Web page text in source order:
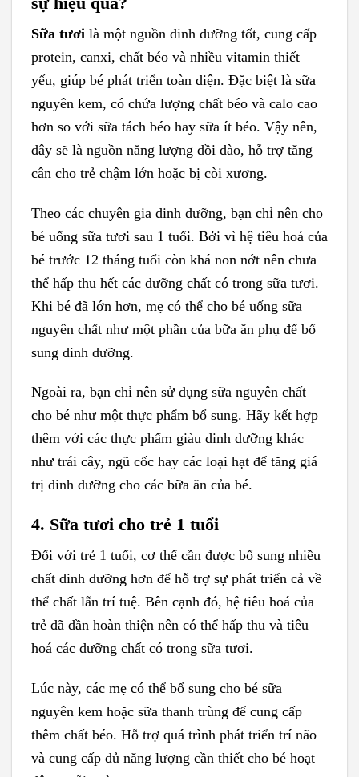
Sữa tươi là một nguồn dinh dưỡng tốt, cung cấp
protein, canxi, chất béo và nhiều vitamin thiết
yếu, giúp bé phát triển toàn diện. Đặc biệt là sữa
nguyên kem, có chứa lượng chất béo và calo cao
hơn so với sữa tách béo hay sữa ít béo. Vậy nên,
đây sẽ là nguồn năng lượng dồi dào, hỗ trợ tăng
cân cho trẻ chậm lớn hoặc bị còi xương.
Theo các chuyên gia dinh dưỡng, bạn chỉ nên cho
bé uống sữa tươi sau 1 tuổi. Bởi vì hệ tiêu hoá của
bé trước 12 tháng tuổi còn khá non nớt nên chưa
thể hấp thu hết các dưỡng chất có trong sữa tươi.
Khi bé đã lớn hơn, mẹ có thể cho bé uống sữa
nguyên chất như một phần của bữa ăn phụ để bổ
sung dinh dưỡng.
Ngoài ra, bạn chỉ nên sử dụng sữa nguyên chất
cho bé như một thực phẩm bổ sung. Hãy kết hợp
thêm với các thực phẩm giàu dinh dưỡng khác
như trái cây, ngũ cốc hay các loại hạt để tăng giá
trị dinh dưỡng cho các bữa ăn của bé.
4. Sữa tươi cho trẻ 1 tuổi
Đối với trẻ 1 tuổi, cơ thể cần được bổ sung nhiều
chất dinh dưỡng hơn để hỗ trợ sự phát triển cả về
thể chất lẫn trí tuệ. Bên cạnh đó, hệ tiêu hoá của
trẻ đã dần hoàn thiện nên có thể hấp thu và tiêu
hoá các dưỡng chất có trong sữa tươi.
Lúc này, các mẹ có thể bổ sung cho bé sữa
nguyên kem hoặc sữa thanh trùng để cung cấp
thêm chất béo. Hỗ trợ quá trình phát triển trí não
và cung cấp đủ năng lượng cần thiết cho bé hoạt